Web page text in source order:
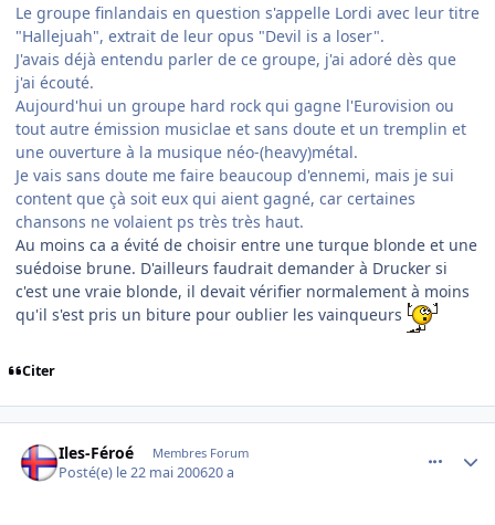
Le groupe finlandais en question s'appelle Lordi avec leur titre
"Hallejuah", extrait de leur opus "Devil is a loser".
J'avais déjà entendu parler de ce groupe, j'ai adoré dès que
j'ai écouté.
Aujourd'hui un groupe hard rock qui gagne l'Eurovision ou
tout autre émission musiclae et sans doute et un tremplin et
une ouverture à la musique néo-(heavy)métal.
Je vais sans doute me faire beaucoup d'ennemi, mais je sui
content que çà soit eux qui aient gagné, car certaines
chansons ne volaient ps très très haut.
Au moins ca a évité de choisir entre une turque blonde et une
suédoise brune. D'ailleurs faudrait demander à Drucker si
c'est une vraie blonde, il devait vérifier normalement à moins
qu'il s'est pris un biture pour oublier les vainqueurs
Citer
Iles-Féroé Membres Forum
Posté(e) le 22 mai 200620 a